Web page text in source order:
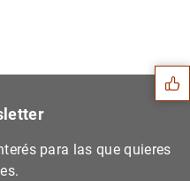
Sugerencias
para las que quieres